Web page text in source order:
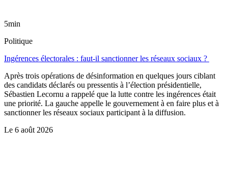
5min
Politique
Ingérences électorales : faut-il sanctionner les réseaux sociaux ?
Après trois opérations de désinformation en quelques jours ciblant
des candidats déclarés ou pressentis à l’élection présidentielle,
Sébastien Lecornu a rappelé que la lutte contre les ingérences était
une priorité. La gauche appelle le gouvernement à en faire plus et à
sanctionner les réseaux sociaux participant à la diffusion.
Le 6 août 2026